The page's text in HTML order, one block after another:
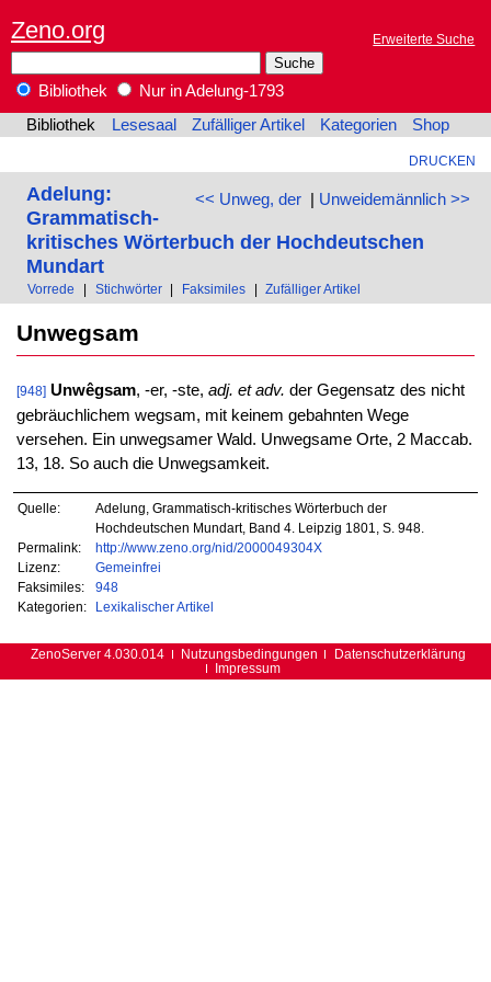
Zeno.org Erweiterte Suche
Bibliothek
Nur in Adelung-1793
Bibliothek
Lesesaal Zufälliger Artikel Kategorien Shop
DRUCKEN
<< Unweg, der| Unweidemännlich >>
Adelung:
Grammatisch-
kritisches Wörterbuch der Hochdeutschen
Mundart
Vorrede Stichwörter Faksimiles Zufälliger Artikel
Unwegsam
[948] Unwêgsam, -er, -ste, adj. et adv. der Gegensatz des nicht
gebräuchlichem wegsam, mit keinem gebahnten Wege
versehen. Ein unwegsamer Wald. Unwegsame Orte, 2 Maccab.
13, 18. So auch die Unwegsamkeit.
Quelle:
Adelung, Grammatisch-kritisches Wörterbuch der
Hochdeutschen Mundart, Band 4. Leipzig 1801, S. 948.
Permalink:
http://www.zeno.org/nid/2000049304X
Lizenz:
Gemeinfrei
Faksimiles:
948
Kategorien:
Lexikalischer Artikel
ZenoServer 4.030.014 Nutzungsbedingungen
Datenschutzerklärung
Impressum